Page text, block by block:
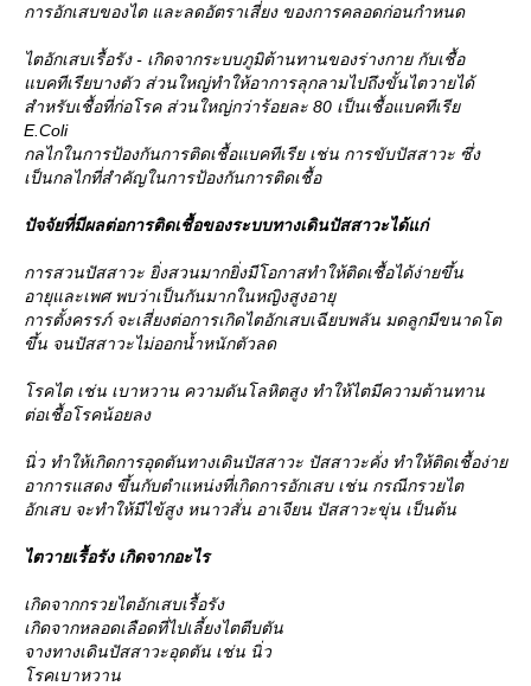
การอักเสบของไต และลดอัตราเสี่ยง ของการคลอดก่อนกำหนด
ไตอักเสบเรื้อรัง - เกิดจากระบบภูมิต้านทานของร่างกาย กับเชื้อ
บคทีเรียบางตัว ส่วนใหญ่ทำให้อาการลุกลามไปถึงขั้นไตวายได้
สำหรับเชื้อที่ก่อโรค ส่วนใหญ่กว่าร้อยละ 80 เป็นเชื้อแบคทีเรี
E.Coli
กลไกในการป้องกันการติดเชื้อแบคทีเรีย เช่น การขับปัสสาวะ ซึ่ง
เป็นกลไกที่สำคัญในการป้องกันการติดเชื้อ
ปัจจัยที่มีผลต่อการติดเชื้อของระบบทางเดินปัสสาวะได้แก่
การสวนปัสสาวะ ยิ่งสวนมากยิ่งมีโอกาสทำให้ติดเชื้อได้ง่ายขึ้น
อายุและเพศ พบว่าเป็นกันมากในหญิงสูงอายุ
การตั้งครรภ์ จะเสี่ยงต่อการเกิดไตอักเสบเฉียบพลัน มดลูกมีขนาดโต
ขึ้น จนปัสสาวะไม่ออกน้ำหนักตัวลด
รคไต เช่น เบาหวาน ความดันโลหิตสูง ทำให้ไตมีความต้านทาน
ต่อเชื้อโรคน้อยลง
นิ่ว ทำให้เกิดการอุดตันทางเดินปัสสาวะ ปัสสาวะคั่ง ทำให้ติดเชื้อง่า
อาการแสดง ขึ้นกับตำแหน่งที่เกิดการอักเสบ เช่น กรณีกรวยไต
อักเสบ จะทำให้มีไข้สูง หนาวสั่น อาเจียน ปัสสาวะขุ่น เป็นต้น
ไตวายเรื้อรัง เกิดจากอะไร
เกิดจากกรวยไตอักเสบเรื้อรัง
เกิดจากหลอดเลือดที่ไปเลี้ยงไตตีบตัน
จางทางเดินปัสสาวะอุดตัน เช่น นิ่ว
รคเบาหวาน